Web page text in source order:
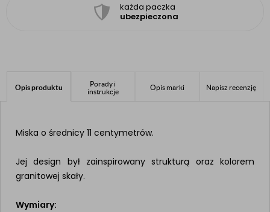
każda paczka
ubezpieczona
Opis produktu
Porady i
instrukcje
Opis marki Napisz recenzję
Miska o średnicy 11 centymetrów.
Jej design był zainspirowany strukturą oraz kolorem
granitowej skały.
Wymiary: